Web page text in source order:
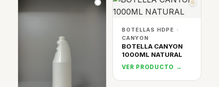
BOTELLAS HDPE ·
CANYON
BOTELLA CANYON
1000ML NATURAL
VER PRODUCTO →